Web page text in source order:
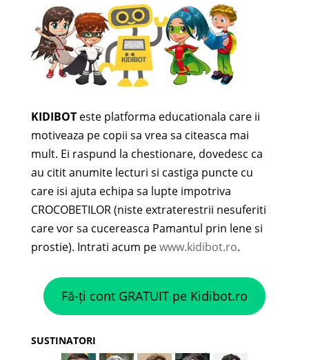
KIDIBOTeste platforma educationala care ii
motiveaza pe copii sa vrea sa citeasca mai
mult. Ei raspund la chestionare, dovedesc ca
au citit anumite lecturi si castiga puncte cu
care isi ajuta echipa sa lupte impotriva
CROCOBETILOR (niste extraterestrii nesuferiti
care vor sa cucereasca Pamantul prin lene si
prostie). Intrati acum pewww.kidibot.ro.
Fă-ți cont GRATUIT pe Kidibot.ro
SUSTINATORI